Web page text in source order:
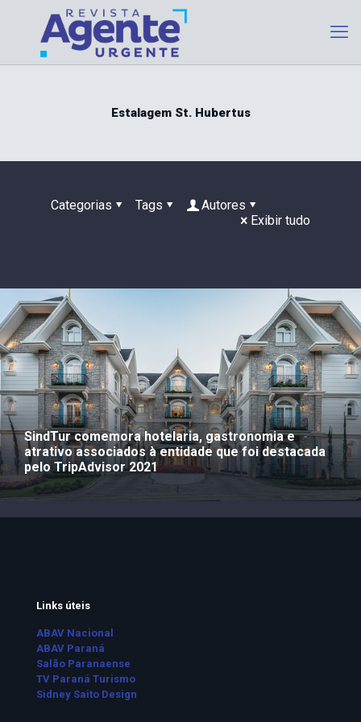
Estalagem St. Hubertus
Categorias Tags
Autores
Exibir tudo
SindTur comemora hotelaria, gastronomia e
atrativo associados à entidade que foi destacada
pelo TripAdvisor 2021
Links úteis
ABAV Nacional
ABAV Paraná
Salão Paranaense
TV Paraná Turismo
Sidney Saito Design